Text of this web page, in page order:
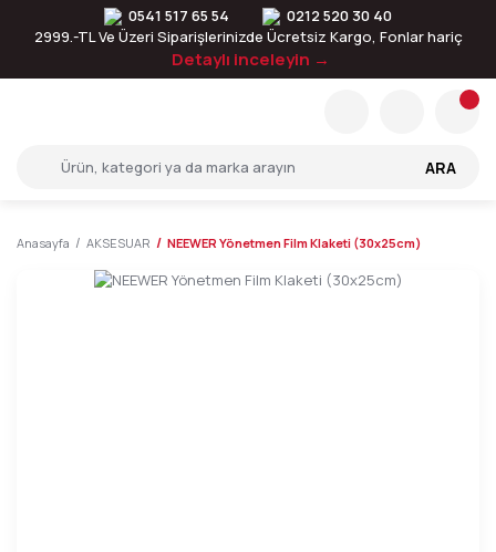
0541 517 65 54
0212 520 30 40
2999.-TL Ve Üzeri Siparişlerinizde Ücretsiz Kargo, Fonlar hariç
Detaylı inceleyin →
ARA
Anasayfa AKSESUAR NEEWER Yönetmen Film Klaketi (30x25cm)